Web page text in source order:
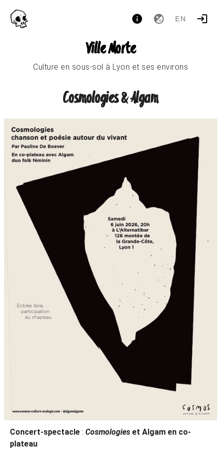
EN
Ville Morte
Culture en sous-sol à Lyon et ses environs
Cosmologies & Algam
Concert-spectacle : Cosmologies et Algam en co-
plateau